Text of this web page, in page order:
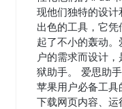
现他们独特的设
出色的工具，它
起了不小的轰动。
户的需求而设计
狱助手。 爱思助
苹果用户必备工
下载网页内容、